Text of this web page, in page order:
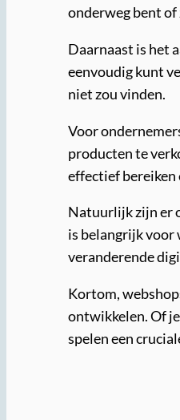
onderweg bent
Daarnaast is het
eenvoudig kunt
niet zou vinden.
Voor
producten te
effectief
Natuurlijk zijn er
is belangrijk voor
veranderende
Kortom,
ontwikkelen. Of
spelen een